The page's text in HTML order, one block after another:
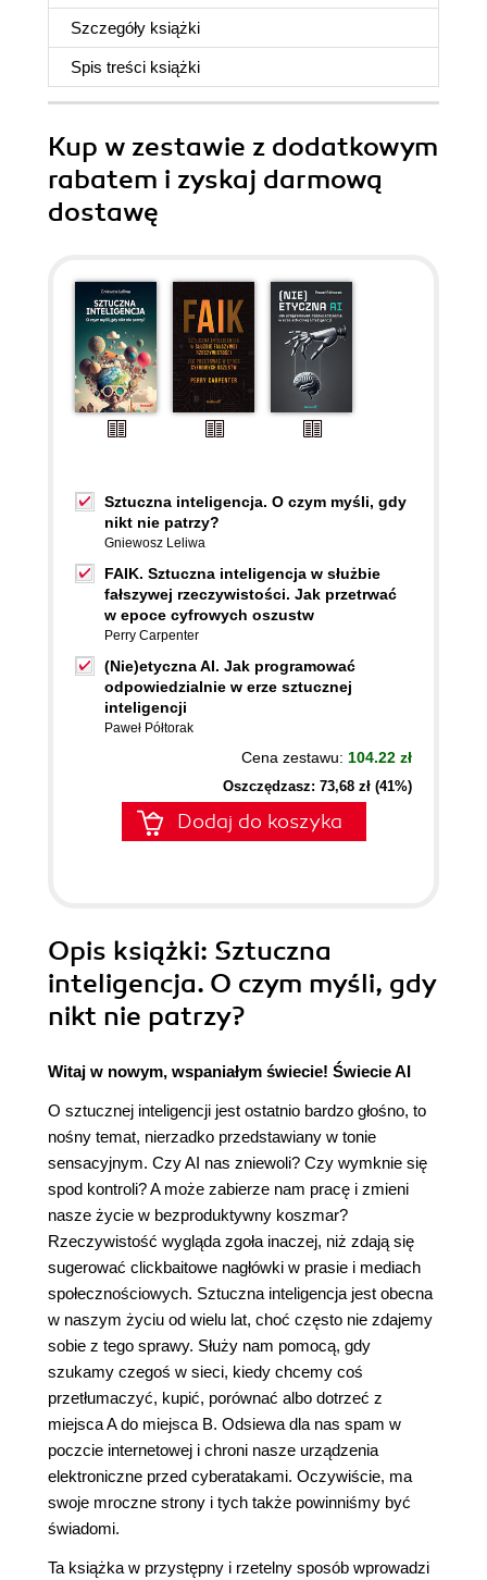
Szczegóły książki
Spis treści książki
Kup w zestawie z dodatkowym
rabatem i zyskaj darmową
dostawę
Sztuczna inteligencja. O czym myśli, gdy
nikt nie patrzy?
Gniewosz Leliwa
FAIK. Sztuczna inteligencja w służbie
fałszywej rzeczywistości. Jak przetrwać
w epoce cyfrowych oszustw
Perry Carpenter
(Nie)etyczna AI. Jak programować
odpowiedzialnie w erze sztucznej
inteligencji
Paweł Półtorak
Cena zestawu: 104.22 zł
Oszczędzasz: 73,68 zł (41%)
Dodaj do koszyka
Opis książki: Sztuczna
inteligencja. O czym myśli, gdy
nikt nie patrzy?
Witaj w nowym, wspaniałym świecie! Świecie AI
O sztucznej inteligencji jest ostatnio bardzo głośno, to
nośny temat, nierzadko przedstawiany w tonie
sensacyjnym. Czy AI nas zniewoli? Czy wymknie się
spod kontroli? A może zabierze nam pracę i zmieni
nasze życie w bezproduktywny koszmar?
Rzeczywistość wygląda zgoła inaczej, niż zdają się
sugerować clickbaitowe nagłówki w prasie i mediach
społecznościowych. Sztuczna inteligencja jest obecna
w naszym życiu od wielu lat, choć często nie zdajemy
sobie z tego sprawy. Służy nam pomocą, gdy
szukamy czegoś w sieci, kiedy chcemy coś
przetłumaczyć, kupić, porównać albo dotrzeć z
miejsca A do miejsca B. Odsiewa dla nas spam w
poczcie internetowej i chroni nasze urządzenia
elektroniczne przed cyberatakami. Oczywiście, ma
swoje mroczne strony i tych także powinniśmy być
świadomi.
Ta książka w przystępny i rzetelny sposób wprowadzi